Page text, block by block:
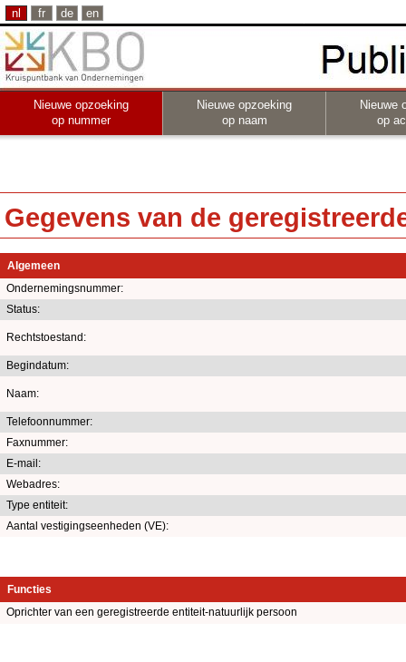
nl fr de en
Nieuwe opzoeking
op nummer
Nieuwe opzoeking
op naam
Nieuwe
op
Gegevens van de
Algemeen
Ondernemingsnummer:
Status:
Rechtstoestand:
Begindatum:
Naam:
Telefoonnummer:
Faxnummer:
E-mail:
Webadres:
Type entiteit:
Aantal vestigingseenheden (VE):
Functies
Oprichter van een geregistreerde entiteit-natuurlijk persoon